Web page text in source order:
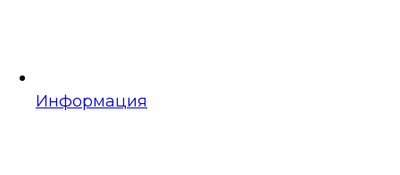
Информация